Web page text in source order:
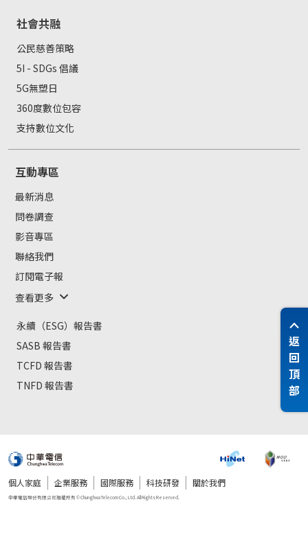
社會共融
公民慈善策略
5I - SDGs 倡議
5G無塑日
360度數位包容
支持數位文化
互動專區
最新消息
問卷調查
影音專區
聯絡我們
訂閱電子報
查看更多
永續（ESG）報告書
SASB 報告書
TCFD 報告書
TNFD 報告書
個人家庭 企業服務 國際服務 科技研發 關於我們
返
回
頂
部